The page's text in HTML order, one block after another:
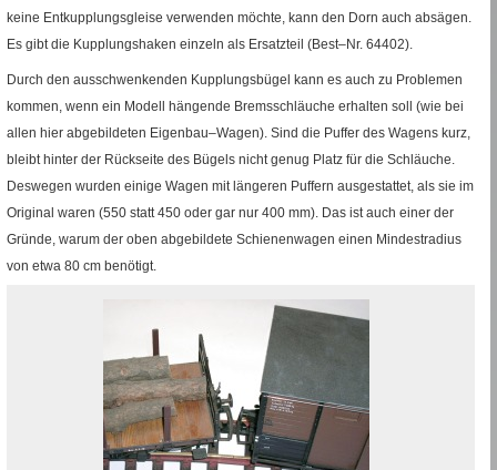
keine Entkupplungsgleise verwenden möchte, kann den Dorn auch absägen.
Es gibt die Kupplungshaken einzeln als Ersatzteil (Best–Nr. 64402).
Durch den ausschwenkenden Kupplungsbügel kann es auch zu Problemen
kommen, wenn ein Modell hängende Bremsschläuche erhalten soll (wie bei
allen hier abgebildeten Eigenbau–Wagen). Sind die Puffer des Wagens kurz,
bleibt hinter der Rückseite des Bügels nicht genug Platz für die Schläuche.
Deswegen wurden einige Wagen mit längeren Puffern ausgestattet, als sie im
Original waren (550 statt 450 oder gar nur 400 mm). Das ist auch einer der
Gründe, warum der oben abgebildete Schienenwagen einen Mindestradius
von etwa 80 cm benötigt.